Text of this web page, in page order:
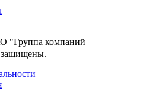
"Группа компаний